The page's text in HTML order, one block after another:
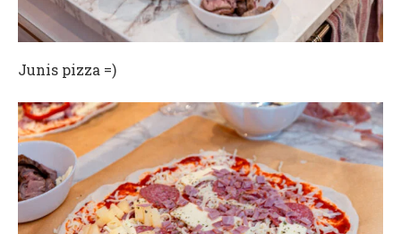
Junis pizza =)